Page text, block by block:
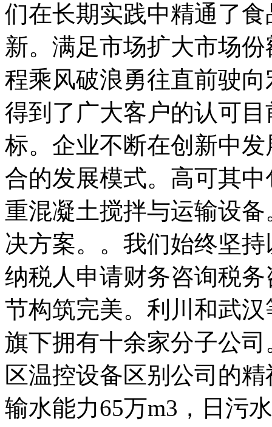
们在长期实践中精通了
新。满足市场扩大市场
程乘风破浪勇往直前驶
得到了广大客户的认可
标。企业不断在创新中
合的发展模式。高可其
重混凝土搅拌与运输设
决方案。。我们始终坚
纳税人申请财务咨询税
节构筑完美。利川和武
旗下拥有十余家分子公
区温控设备区别公司的
输水能力65万m3，日污